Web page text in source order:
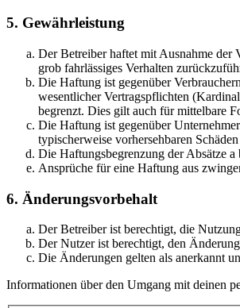
5. Gewährleistung
Der Betreiber haftet mit Ausnahme der
grob fahrlässiges Verhalten
Die Haftung ist gegenüber
wesentlicher Vertragspflichten
begrenzt. Dies gilt auch für mittelbare
Die Haftung ist gegenüber
typischerweise vorhersehbaren
Die Haftungsbegrenzung der Absätze
Ansprüche für eine Haftung aus
6. Änderungsvorbehalt
Der Betreiber ist berechtigt, die
Der Nutzer ist berechtigt, den
Die Änderungen gelten als anerkannt
Informationen über den Umgang mit deinen